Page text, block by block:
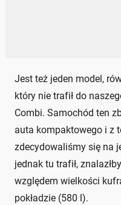
Jest też jeden model,
który nie trafił do
Combi. Samochód ten
auta kompaktowego i z
zdecydowaliśmy się na
jednak tu trafił,
względem wielkości
pokładzie (580 l).